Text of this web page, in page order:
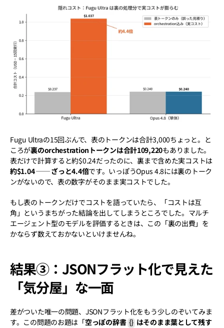
Fugu Ultraの15回ぶんで、表のトークンは合計3,000ちょっと。と
ころが裏のorchestrationトークンは合計109,220もありました。
表だけで計算すると約$0.24だったのに、裏まで含めた実コストは
約$1.04 ── ざっと4.4倍です。いっぽうOpus 4.8には裏のトーク
ンがないので、表の数字がそのまま実コストでした。
もし表のトークンだけでコストを語っていたら、「コストは互
角」というまちがった結論を出してしまうところでした。マルチ
エージェント型のモデルを評価するときは、この「裏の出費」を
かならず数えておかないといけませんね。
結果③：JSONフラット化で見えた
「気分屋」な一面
差がついた唯一の問題、JSONフラット化をもう少しのぞいてみま
す。この問題のお題は「空っぽの辞書 {} はそのまま葉として残す